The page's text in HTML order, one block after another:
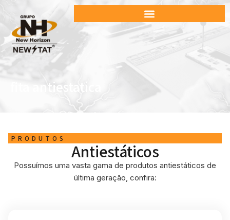
fita antiestatica
PRODUTOS
Antiestáticos
Possuímos uma vasta gama de produtos antiestáticos de
última geração, confira: